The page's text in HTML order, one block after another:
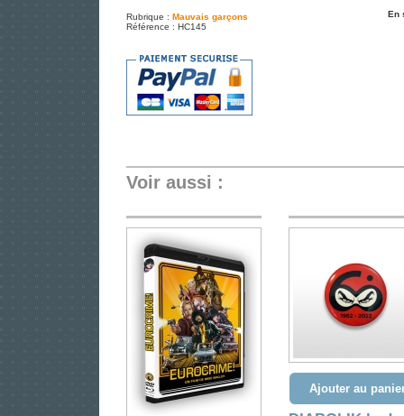
Rubrique : Mauvais garçons
Référence : HC145
En
Voir aussi :
Ajouter au